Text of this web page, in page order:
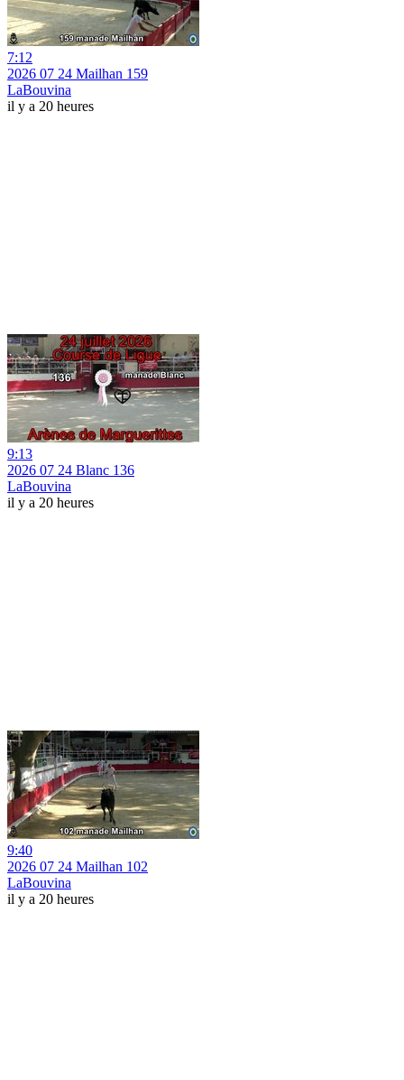
7:12
2026 07 24 Mailhan 159
LaBouvina
il y a 20 heures
9:13
2026 07 24 Blanc 136
LaBouvina
il y a 20 heures
9:40
2026 07 24 Mailhan 102
LaBouvina
il y a 20 heures